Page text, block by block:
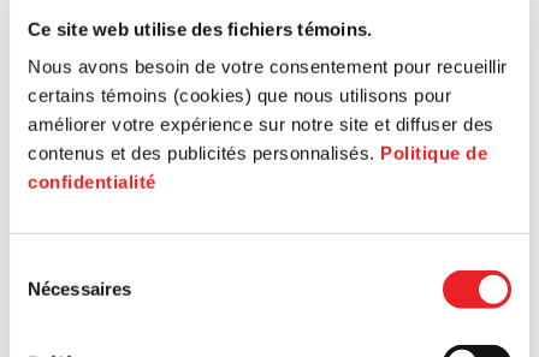
Ce site web utilise des fichiers témoins.
Nous avons besoin de votre consentement pour recueillir
certains témoins (cookies) que nous utilisons pour
améliorer votre expérience sur notre site et diffuser des
contenus et des publicités personnalisés. Politique de
confidentialité
Nécessaires
Démarrage
Croissance